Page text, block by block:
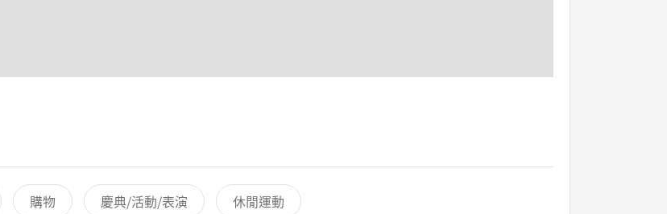
購物 慶典/活動/表演 休閒運動